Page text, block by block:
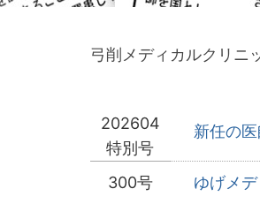
弓削メディカルクリニ
202604
特別号
新任の
300号 ゆげメ